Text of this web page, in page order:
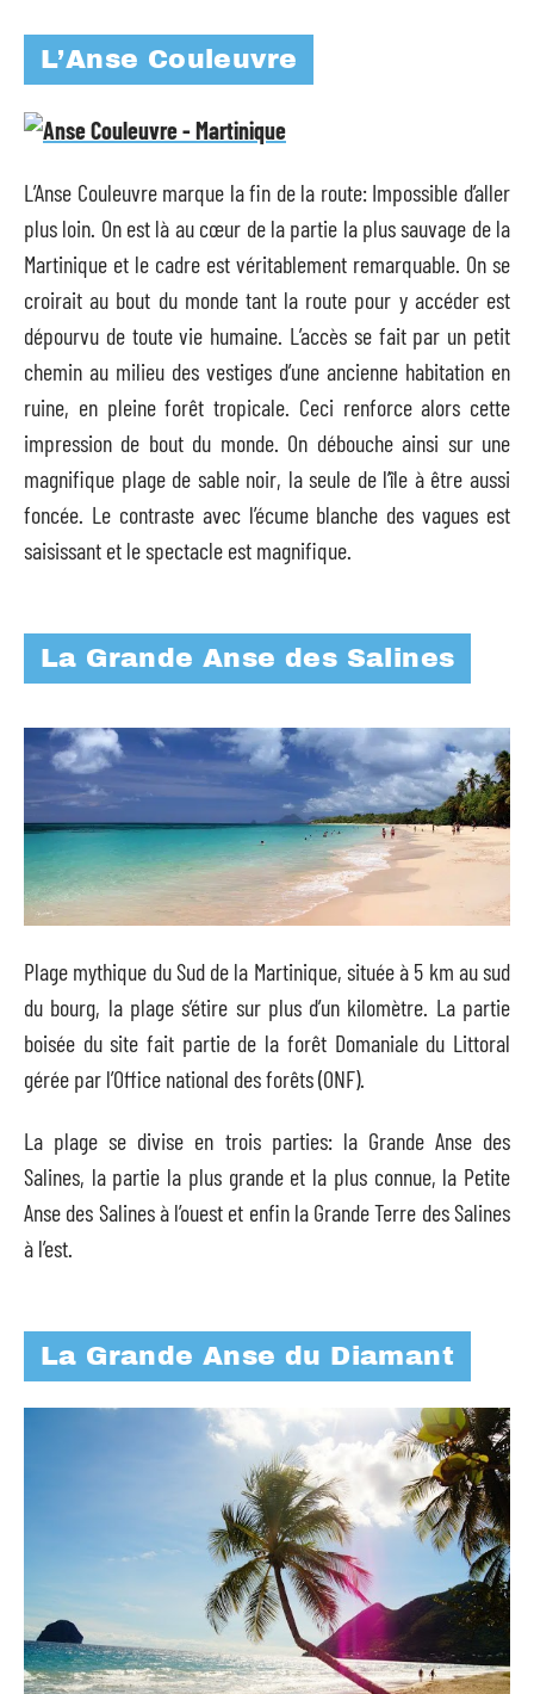
L’Anse Couleuvre
L’Anse Couleuvre marque la fin de la route: Impossible d’aller
plus loin. On est là au cœur de la partie la plus sauvage de la
Martinique et le cadre est véritablement remarquable. On se
croirait au bout du monde tant la route pour y accéder est
dépourvu de toute vie humaine. L’accès se fait par un petit
chemin au milieu des vestiges d’une ancienne habitation en
ruine, en pleine forêt tropicale. Ceci renforce alors cette
impression de bout du monde. On débouche ainsi sur une
magnifique plage de sable noir, la seule de l’île à être aussi
foncée. Le contraste avec l’écume blanche des vagues est
saisissant et le spectacle est magnifique.
La Grande Anse des Salines
Plage mythique du Sud de la Martinique, située à 5 km au sud
du bourg, la plage s’étire sur plus d’un kilomètre. La partie
boisée du site fait partie de la forêt Domaniale du Littoral
gérée par l’Office national des forêts (ONF).
La plage se divise en trois parties: la Grande Anse des
Salines, la partie la plus grande et la plus connue, la Petite
Anse des Salines à l’ouest et enfin la Grande Terre des Salines
à l’est.
La Grande Anse du Diamant